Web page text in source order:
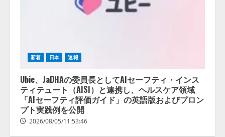
新着 日本 速報
Ubie、JaDHAの委員長としてAIセーフティ・インス
ティテュート（AISI）と連携し、ヘルスケア領域
「AIセーフティ評価ガイド」の英語版およびプロン
プト実践例を公開
2026/08/05/11:53:46